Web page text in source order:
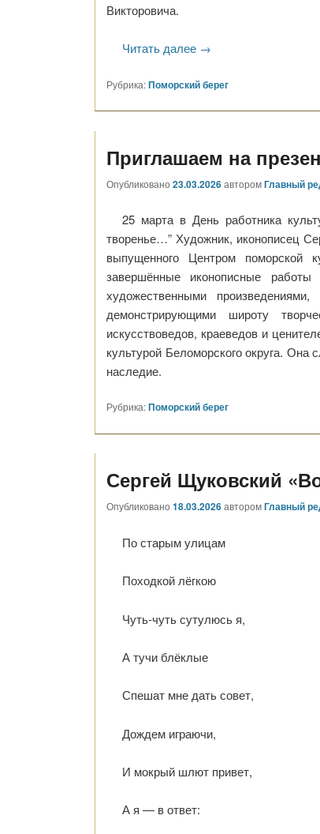
Викторовича.
Читать далее →
Рубрика:Поморский берег
Приглашаем на
Опубликовано 23.03.2026авторомГлавный
25 марта в День работника
творенье…” Художник, иконописец
выпущенного Центром поморской
завершённые иконописные
художественными
демонстрирующими широту
искусствоведов, краеведов и
культурой Беломорского округа. Она
наследие.
Рубрика:Поморский берег
Сергей Щуковский
Опубликовано 18.03.2026авторомГлавный
По старым улицам
Походкой лёгкою
Чуть-чуть сутулюсь я,
А тучи блёклые
Спешат мне дать совет,
Дождем играючи,
И мокрый шлют привет,
А я — в ответ: